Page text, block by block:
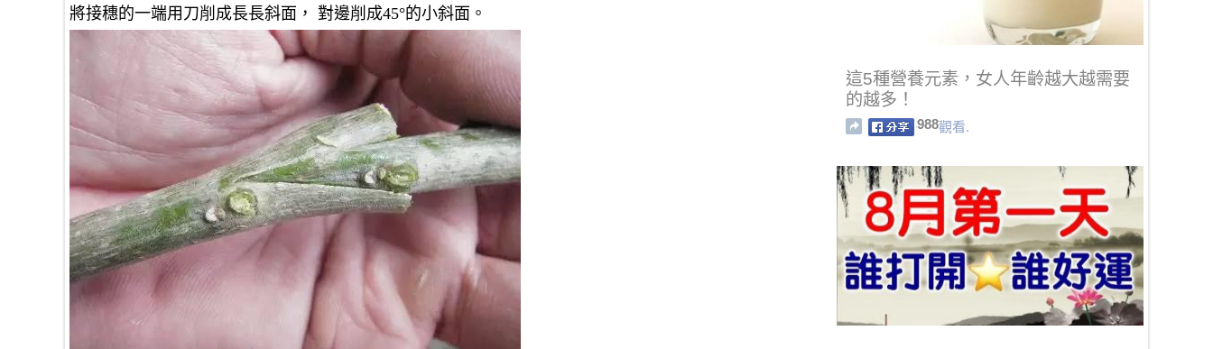
將接穗的一端用刀削成長長斜面， 對邊削成45°的小斜面。
這5種營養元素，女人年齡越大越需要
的越多！
988觀看.